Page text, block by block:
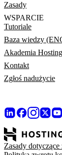
Zasady
WSPARCIE
Tutoriale
Baza wiedzy
Akademia
Kontakt
Zgłoś nadużycie
Zasady